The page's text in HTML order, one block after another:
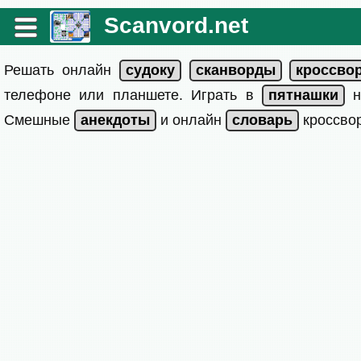
Scanvord.net
Решать онлайн
телефоне или планшете. Играть в
Смешные
и онлайн